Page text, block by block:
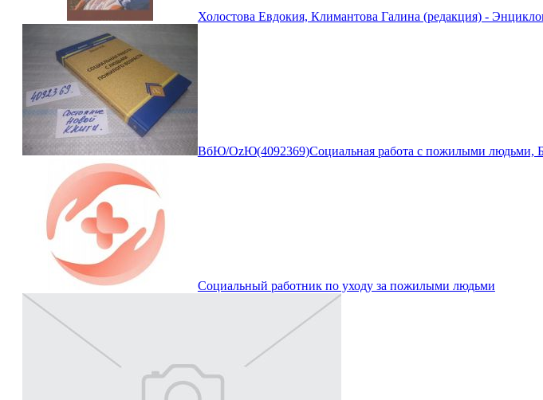
Холостова Евдокия, Климантова Галина (редакция) -
ВбЮ/OzЮ(4092369)Социальная работа с пожилыми людьми,
Социальный работник по уходу за пожилыми людьми